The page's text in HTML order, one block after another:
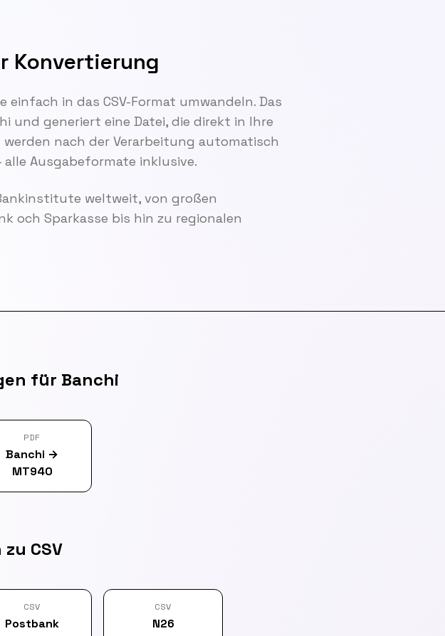
Konvertierung
in das CSV-Format umwandeln. Das
und generiert eine Datei, die direkt in Ihre
nach der Verarbeitung automatisch
Ausgabeformate inklusive.
weltweit, von großen
och Sparkasse bis hin zu regionalen
für Banchi
PDF
Banchi →
MT940
CSV
CSV
Postbank
CSV
N26